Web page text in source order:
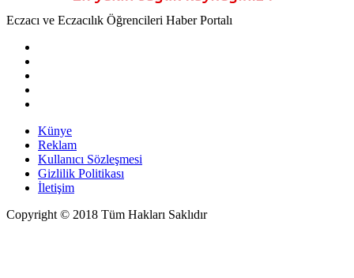
Eczacı ve Eczacılık Öğrencileri Haber Portalı
Künye
Reklam
Kullanıcı Sözleşmesi
Gizlilik Politikası
İletişim
Copyright © 2018 Tüm Hakları Saklıdır